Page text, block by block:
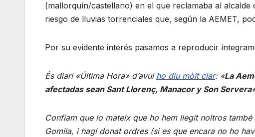
(mallorquín/castellano) en el que reclamaba al
riesgo de lluvias torrenciales que, según la AEMET,
Por su evidente interés pasamos a reproducir
És diari «Última Hora» d’avui ho diu mòlt clar: «La
afectadas sean Sant Llorenç, Manacor y Son Servera
Confiam que lo mateix que ho hem llegit noltros
Gomila, i hagi donat ordres (si es que encara no ho